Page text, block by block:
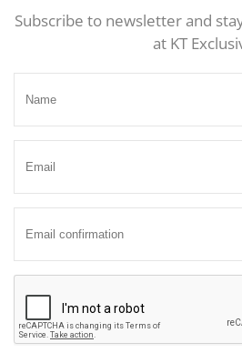
Subscribe to newsletter and
at KT